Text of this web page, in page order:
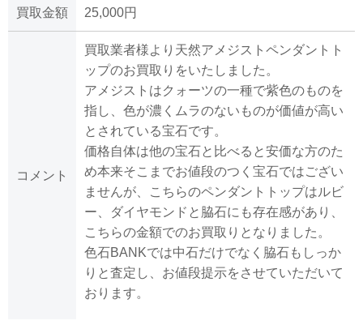
買取金額 25,000円
コメント
買取業者様より天然アメジストペンダントト
ップのお買取りをいたしました。
アメジストはクォーツの一種で紫色のものを
指し、色が濃くムラのないものが価値が高い
とされている宝石です。
価格自体は他の宝石と比べると安価な方のた
め本来そこまでお値段のつく宝石ではござい
ませんが、こちらのペンダントトップはルビ
ー、ダイヤモンドと脇石にも存在感があり、
こちらの金額でのお買取りとなりました。
色石BANKでは中石だけでなく脇石もしっか
りと査定し、お値段提示をさせていただいて
おります。